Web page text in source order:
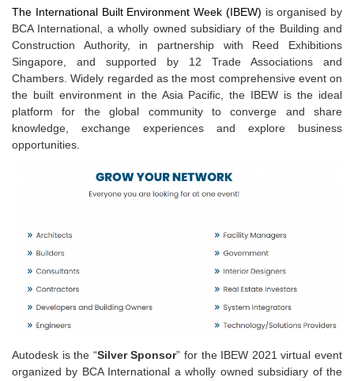
The International Built Environment Week (IBEW) is organised by
BCA International, a wholly owned subsidiary of the Building and
Construction Authority, in partnership with Reed Exhibitions
Singapore, and supported by 12 Trade Associations and
Chambers. Widely regarded as the most comprehensive event on
the built environment in the Asia Pacific, the IBEW is the ideal
platform for the global community to converge and share
knowledge, exchange experiences and explore business
opportunities.
Autodesk is the “Silver Sponsor” for the IBEW 2021 virtual event
organized by BCA International a wholly owned subsidiary of the